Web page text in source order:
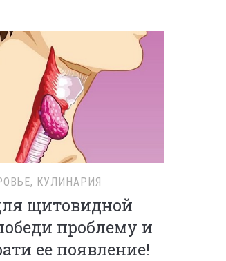
, КУЛИНАРИЯ
щитовидной
проблему и
ее появление!